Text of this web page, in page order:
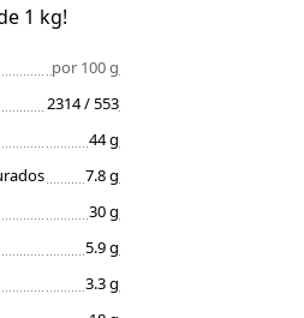
1 kg!
por 100 g
2314 / 553
44 g
7.8 g
30 g
5.9 g
3.3 g